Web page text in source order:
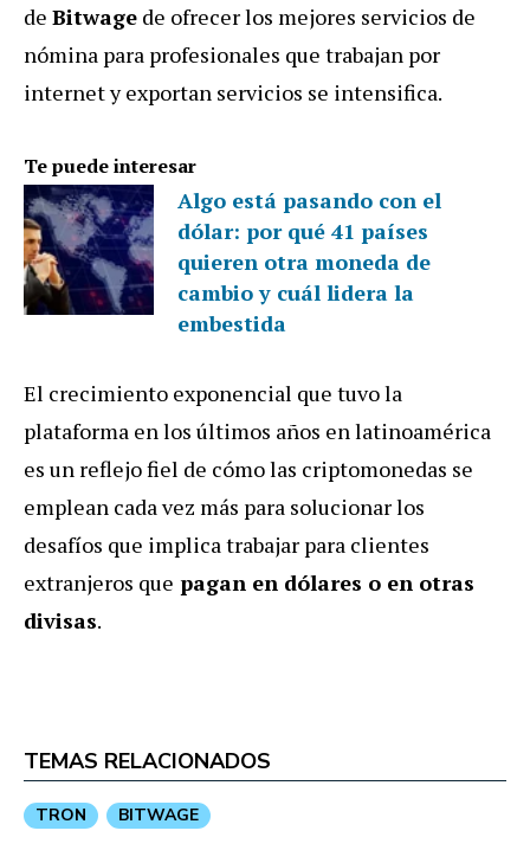
de Bitwage de ofrecer los mejores servicios de
nómina para profesionales que trabajan por
internet y exportan servicios se intensifica.
Te puede interesar
Algo está pasando con el
dólar: por qué 41 países
quieren otra moneda de
cambio y cuál lidera la
embestida
El crecimiento exponencial que tuvo la
plataforma en los últimos años en latinoamérica
es un reflejo fiel de cómo las criptomonedas se
emplean cada vez más para solucionar los
desafíos que implica trabajar para clientes
extranjeros que pagan en dólares o en otras
divisas.
TEMAS RELACIONADOS
TRON BITWAGE